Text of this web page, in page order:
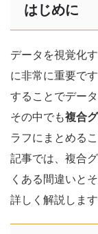
はじめに
データを視覚化
に非常に重要で
することでデー
その中でも複合
ラフにまとめる
記事では、複合
くある間違いと
詳しく解説します